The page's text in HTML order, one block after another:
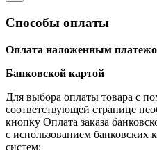
Способы оплаты
Оплата наложенным
Банковской картой
Для выбора оплаты товара с
соответствующей странице
кнопку Оплата заказа
с использованием
систем: